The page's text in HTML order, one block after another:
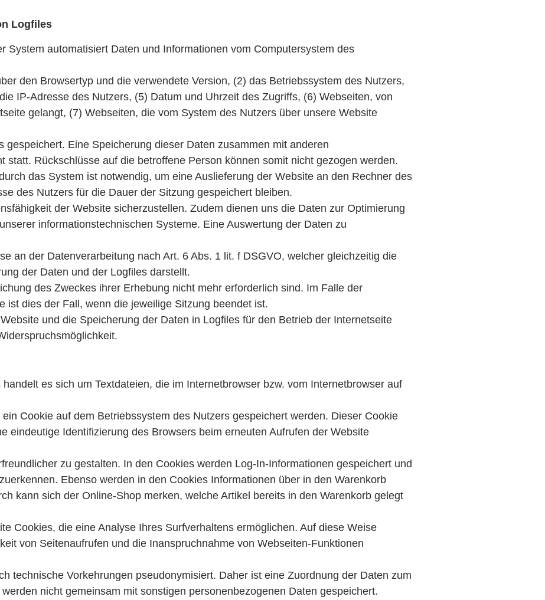
Logfiles
System automatisiert Daten und Informationen vom Computersystem des
den Browsertyp und die verwendete Version, (2) das Betriebssystem des Nutzers,
IP-Adresse des Nutzers, (5) Datum und Uhrzeit des Zugriffs, (6) Webseiten, von
gelangt, (7) Webseiten, die vom System des Nutzers über unsere Website
Eine Speicherung dieser Daten zusammen mit anderen
statt. Rückschlüsse auf die betroffene Person können somit nicht gezogen werden.
das System ist notwendig, um eine Auslieferung der Website an den Rechner des
des Nutzers für die Dauer der Sitzung gespeichert bleiben.
der Website sicherzustellen. Zudem dienen uns die Daten zur Optimierung
informationstechnischen Systeme. Eine Auswertung der Daten zu
an der Datenverarbeitung nach Art. 6 Abs. 1 lit. f DSGVO, welcher gleichzeitig die
der Daten und der Logfiles darstellt.
des Zweckes ihrer Erhebung nicht mehr erforderlich sind. Im Falle der
ist dies der Fall, wenn die jeweilige Sitzung beendet ist.
und die Speicherung der Daten in Logfiles für den Betrieb der Internetseite
es sich um Textdateien, die im Internetbrowser bzw. vom Internetbrowser auf
Cookie auf dem Betriebssystem des Nutzers gespeichert werden. Dieser Cookie
eindeutige Identifizierung des Browsers beim erneuten Aufrufen der Website
zu gestalten. In den Cookies werden Log-In-Informationen gespeichert und
Ebenso werden in den Cookies Informationen über in den Warenkorb
kann sich der Online-Shop merken, welche Artikel bereits in den Warenkorb gelegt
Cookies, die eine Analyse Ihres Surfverhaltens ermöglichen. Auf diese Weise
von Seitenaufrufen und die Inanspruchnahme von Webseiten-Funktionen
technische Vorkehrungen pseudonymisiert. Daher ist eine Zuordnung der Daten zum
nicht gemeinsam mit sonstigen personenbezogenen Daten gespeichert.